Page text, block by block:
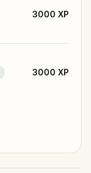
3000 XP
3000 XP